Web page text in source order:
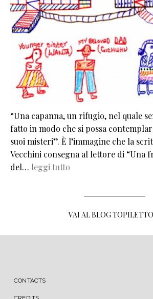
“Una capanna, un rifugio, nel quale
fatto in modo che si possa
suoi misteri”. È l’immagine che la
Vecchini consegna al lettore di “Una
del… leggi tutto
VAI AL BLOG
MENU FOOTER
CONTACTS